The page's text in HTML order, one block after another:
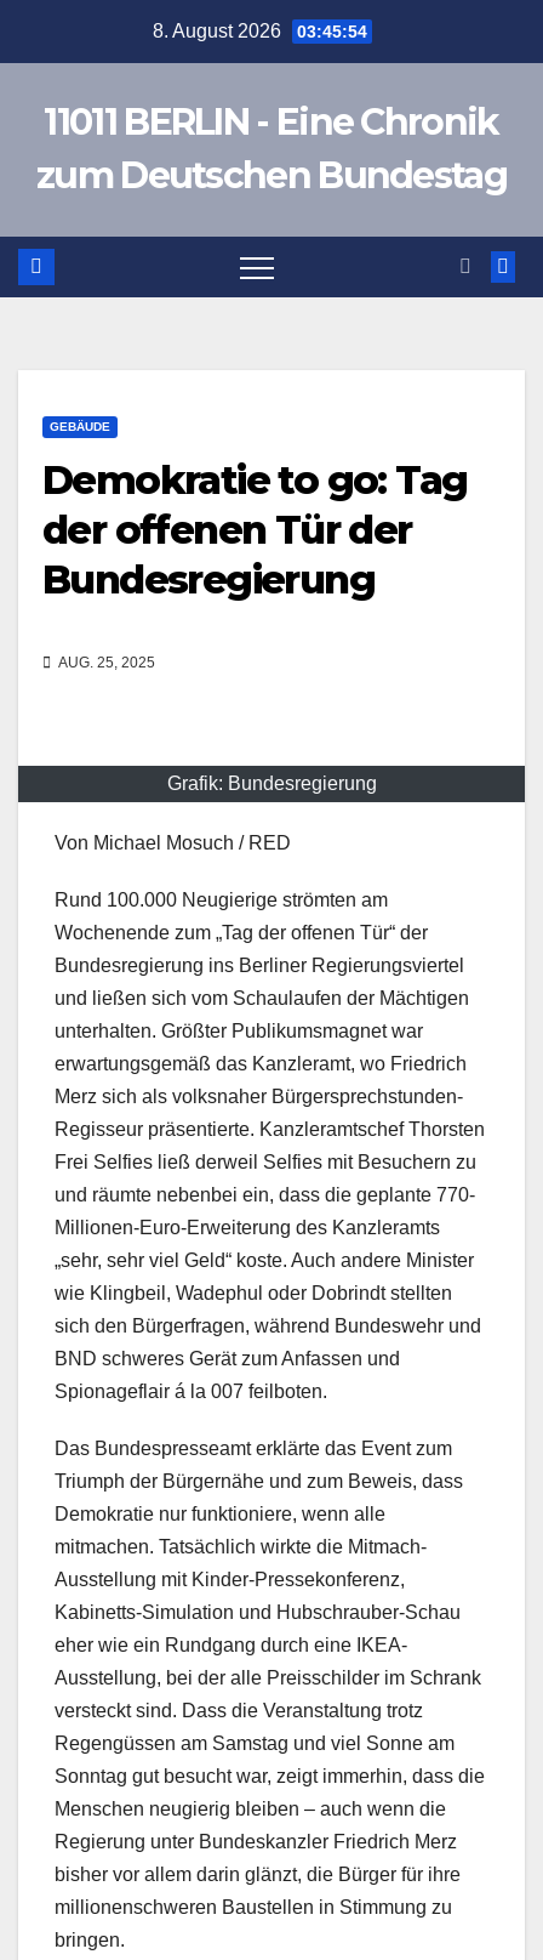
8. August 2026 03:45:54
11011 BERLIN - Eine Chronik
zum Deutschen Bundestag
GEBÄUDE
Demokratie to go: Tag
der offenen Tür der
Bundesregierung
AUG. 25, 2025
Grafik: Bundesregierung
Von Michael Mosuch / RED
Rund 100.000 Neugierige strömten am
Wochenende zum „Tag der offenen Tür“ der
Bundesregierung ins Berliner Regierungsviertel
und ließen sich vom Schaulaufen der Mächtigen
unterhalten. Größter Publikumsmagnet war
erwartungsgemäß das Kanzleramt, wo Friedrich
Merz sich als volksnaher Bürgersprechstunden-
Regisseur präsentierte. Kanzleramtschef Thorsten
Frei Selfies ließ derweil Selfies mit Besuchern zu
und räumte nebenbei ein, dass die geplante 770-
Millionen-Euro-Erweiterung des Kanzleramts
„sehr, sehr viel Geld“ koste. Auch andere Minister
wie Klingbeil, Wadephul oder Dobrindt stellten
sich den Bürgerfragen, während Bundeswehr und
BND schweres Gerät zum Anfassen und
Spionageflair á la 007 feilboten.
Das Bundespresseamt erklärte das Event zum
Triumph der Bürgernähe und zum Beweis, dass
Demokratie nur funktioniere, wenn alle
mitmachen. Tatsächlich wirkte die Mitmach-
Ausstellung mit Kinder-Pressekonferenz,
Kabinetts-Simulation und Hubschrauber-Schau
eher wie ein Rundgang durch eine IKEA-
Ausstellung, bei der alle Preisschilder im Schrank
versteckt sind. Dass die Veranstaltung trotz
Regengüssen am Samstag und viel Sonne am
Sonntag gut besucht war, zeigt immerhin, dass die
Menschen neugierig bleiben – auch wenn die
Regierung unter Bundeskanzler Friedrich Merz
bisher vor allem darin glänzt, die Bürger für ihre
millionenschweren Baustellen in Stimmung zu
bringen.